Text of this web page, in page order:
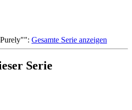
": Gesamte Serie anzeigen
Serie